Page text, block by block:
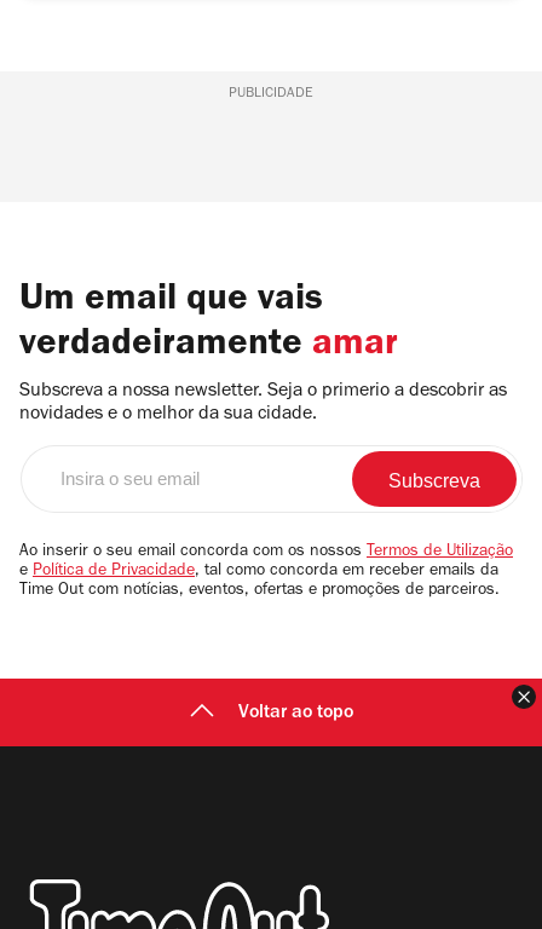
PUBLICIDADE
Um email que vais
verdadeiramente amar
Subscreva a nossa newsletter. Seja o primerio a descobrir as
novidades e o melhor da sua cidade.
email
Ao inserir o seu email concorda com os nossos Termos de Utilização
e Política de Privacidade, tal como concorda em receber emails da
Time Out com notícias, eventos, ofertas e promoções de parceiros.
Voltar ao topo